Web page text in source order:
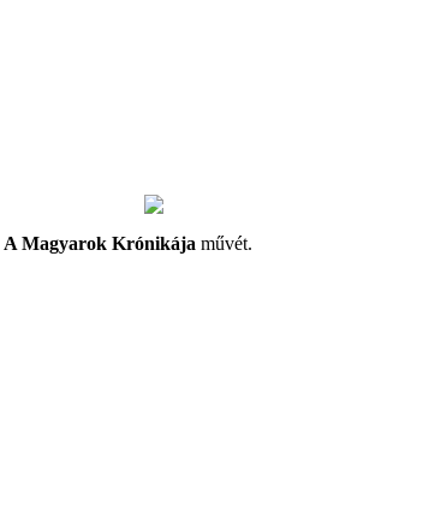
A Magyarok Krónikája művét.